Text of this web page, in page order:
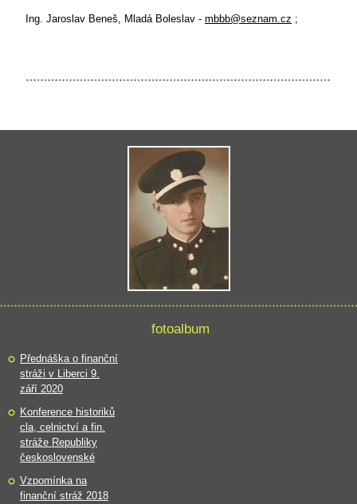
Ing. Jaroslav Beneš, Mladá Boleslav - mbbb@seznam.cz ;
fotoalbum
Přednáška o finanční
stráži v Liberci 9.
září 2020
Konference historiků
cla, celnictví a fin.
stráže Republiky
československé
Vzpomínka na
finanční stráž 2018